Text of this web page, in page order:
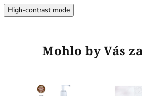
High-contrast mode
Mohlo by Vás